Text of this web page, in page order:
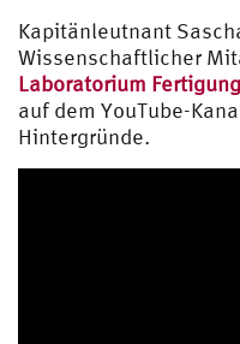
Kapitänleutnant
Wissenschaftlicher
Laboratorium
auf dem YouTube-
Hintergründe.